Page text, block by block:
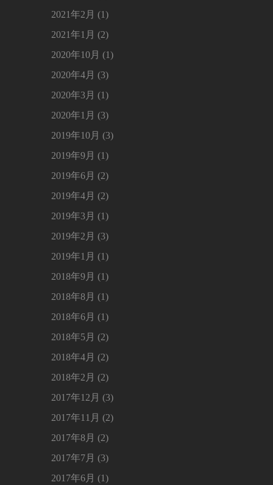
2021年2月 (1)
2021年1月 (2)
2020年10月 (1)
2020年4月 (3)
2020年3月 (1)
2020年1月 (3)
2019年10月 (3)
2019年9月 (1)
2019年6月 (2)
2019年4月 (2)
2019年3月 (1)
2019年2月 (3)
2019年1月 (1)
2018年9月 (1)
2018年8月 (1)
2018年6月 (1)
2018年5月 (2)
2018年4月 (2)
2018年2月 (2)
2017年12月 (3)
2017年11月 (2)
2017年8月 (2)
2017年7月 (3)
2017年6月 (1)